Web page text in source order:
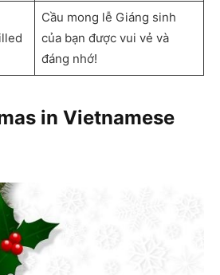
Cầu mong lễ Giáng sinh
của bạn được vui vẻ và
đáng nhớ!
in Vietnamese